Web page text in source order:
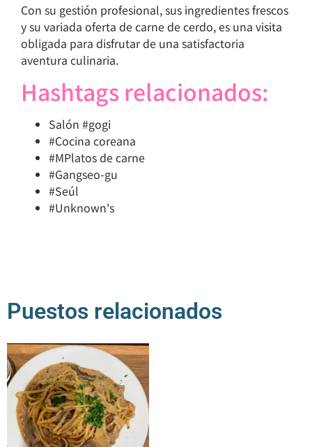
Con su gestión profesional, sus ingredientes frescos
y su variada oferta de carne de cerdo, es una visita
obligada para disfrutar de una satisfactoria
aventura culinaria.
Hashtags relacionados:
Salón #gogi
#Cocina coreana
#MPlatos de carne
#Gangseo-gu
#Seúl
#Unknown's
Puestos relacionados